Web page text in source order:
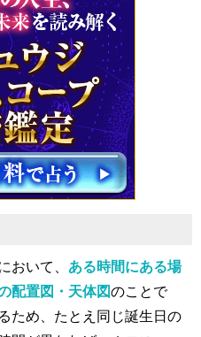
おいて、 ある時間にある場
配置図・天体図のことで
ため、たとえ同じ誕生日の